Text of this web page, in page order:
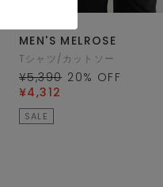
MEN'S MELROSE
Tシャツ/カットソー
¥5,390 20% OFF
¥4,312
SALE